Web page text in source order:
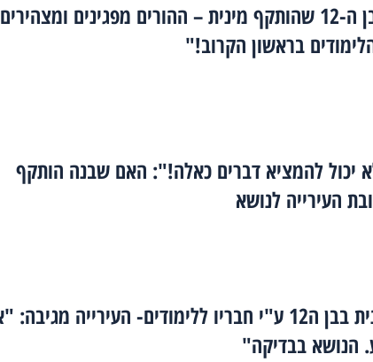
פרשת הילד בן ה-12 שהותקף מינית – ההורים מפגינים
בראשון הקרוב!"
בן 12 לא יכול להמציא דברים כאלה!": האם שבנה הותקף
העירייה לנושא
הפגיעה המינית בבן ה12 ע"י חבריו ללימודים- העירייה מגיבה:
הנושא בבדיקה"